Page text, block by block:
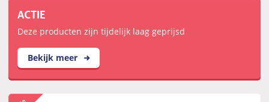
ACTIE
Deze producten zijn tijdelijk laag geprijsd
Bekijk meer